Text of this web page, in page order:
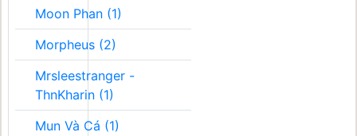
Moon Phan (1)
Morpheus (2)
Mrsleestranger -
ThnKharin (1)
Mun Và Cá (1)